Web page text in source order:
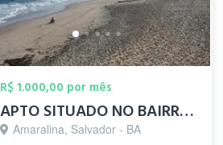
R$ 1.000,00 por mês
APTO SITUADO NO BAIRRO DE AMARALINA. PRO...
Amaralina, Salvador - BA